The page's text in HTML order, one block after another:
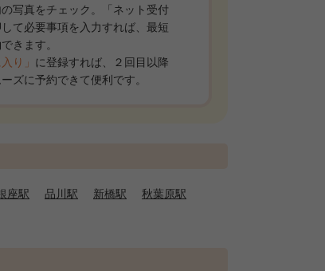
の写真をチェック。「ネット受付
て必要事項を入力すれば、最短
きます。
り」 に登録すれば、２回目以降
ズに予約できて便利です。
座駅 品川駅 新橋駅
秋葉原駅